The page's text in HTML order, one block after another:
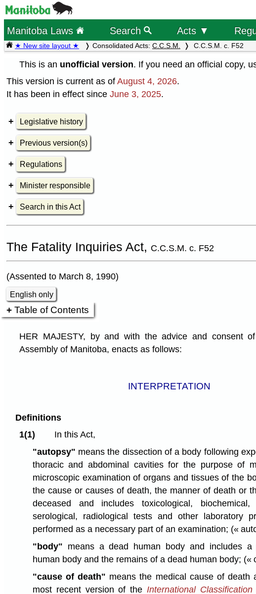
Manitoba Laws Search Acts ▼
★ New site layout ★ Consolidated Acts: C.C.S.M. C.C.S.M. c. F52
This is an unofficial version. If you need an official copy,
This version is current as of August 4, 2026.
It has been in effect since June 3, 2025.
Legislative history
Previous version(s)
Regulations
Minister responsible
Search in this Act
The Fatality Inquiries Act, C.C.S.M. c. F52
(Assented to March 8, 1990)
English only
Table of Contents
HER MAJESTY, by and with the advice and consent
Assembly of Manitoba, enacts as follows:
INTERPRETATION
Definitions
1(1)
In this Act,
"autopsy" means the dissection of a body following
thoracic and abdominal cavities for the purpose of
microscopic examination of organs and tissues of the
the cause or causes of death, the manner of death or
deceased and includes toxicological, biochemical,
serological, radiological tests and other laboratory
performed as a necessary part of an examination; («
"body" means a dead human body and includes
human body and the remains of a dead human body; («
"cause of death" means the medical cause of death
most recent version of the International